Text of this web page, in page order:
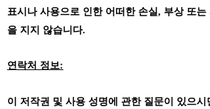
표시나 사용으로 인한 어떠한 손실, 부상 또는
을 지지 않습니다.
연락처 정보:
이 저작권 및 사용 성명에 관한 질문이 있으시